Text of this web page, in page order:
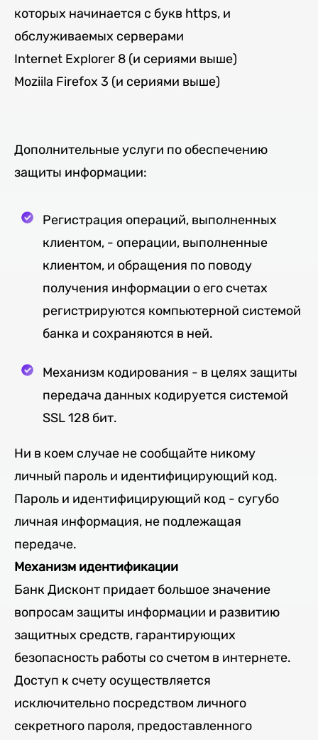
которых начинается с букв https, и
обслуживаемых серверами
Internet Explorer 8 (и сериями выше)
Moziila Firefox 3 (и сериями выше)
Дополнительные услуги по обеспечению
защиты информации:
Регистрация операций, выполненных
клиентом, - операции, выполненные
клиентом, и обращения по поводу
получения информации о его счетах
регистрируются компьютерной системой
банка и сохраняются в ней.
Механизм кодирования - в целях защиты
передача данных кодируется системой
SSL 128 бит.
Ни в коем случае не сообщайте никому
личный пароль и идентифицирующий код.
Пароль и идентифицирующий код - сугубо
личная информация, не подлежащая
передаче.
Механизм идентификации
Банк Дисконт придает большое значение
вопросам защиты информации и развитию
защитных средств, гарантирующих
безопасность работы со счетом в интернете.
Доступ к счету осуществляется
исключительно посредством личного
секретного пароля, предоставленного